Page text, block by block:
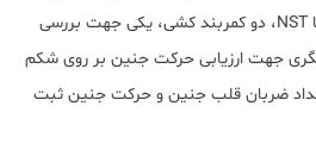
هنگام تهیه نوار قلب جنین یا NST، دو کمربند کشی، یکی جهت بررسی
جهت ارزیابی حرکت جنین بر روی شکم
ضربان قلب جنین و حرکت جنین ثبت